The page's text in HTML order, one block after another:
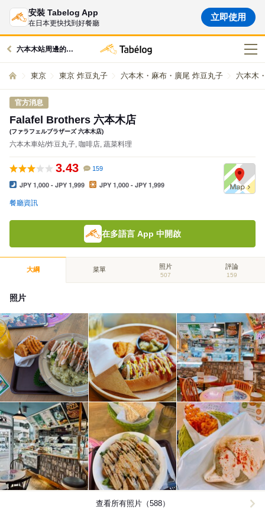
安裝 Tabelog App
在日本更快找到好餐廳
立即使用
六本木站周邊的美食
東京 東京 炸豆丸子 六本木・麻布・廣尾 炸豆丸子 六本木
官方消息
Falafel Brothers 六本木店
(ファラフェルブラザーズ 六本木店)
六本木車站/炸豆丸子, 咖啡店, 蔬菜料理
3.43 159
JPY 1,000 - JPY 1,999 JPY 1,000 - JPY 1,999
餐廳資訊
在多語言 App 中開啟
大綱 菜單 照片
507
評論
159
照片
查看所有照片（588）